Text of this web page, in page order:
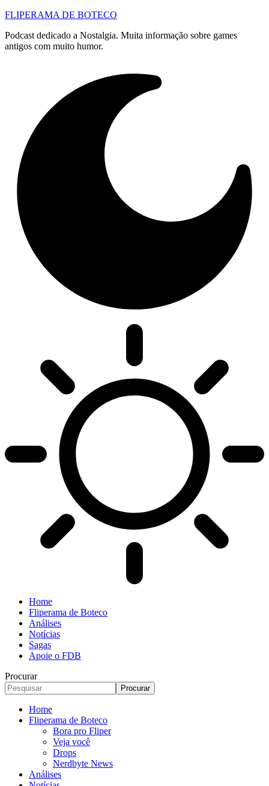
FLIPERAMA DE BOTECO
Podcast dedicado a Nostalgia. Muita informação sobre games
antigos com muito humor.
Home
Fliperama de Boteco
Análises
Notícias
Sagas
Apoie o FDB
Procurar
Home
Fliperama de Boteco
Bora pro Fliper
Veja você
Drops
Nerdbyte News
Análises